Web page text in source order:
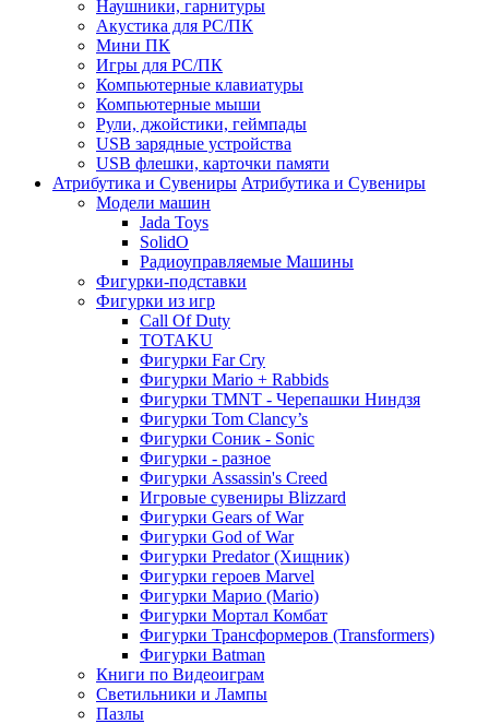
Наушники, гарнитуры
Акустика для PC/ПК
Мини ПК
Игры для PC/ПК
Компьютерные клавиатуры
Компьютерные мыши
Рули, джойстики, геймпады
USB зарядные устройства
USB флешки, карточки памяти
Атрибутика и Сувениры Атрибутика и Сувениры
Модели машин
Jada Toys
SolidO
Радиоуправляемые Машины
Фигурки-подставки
Фигурки из игр
Call Of Duty
TOTAKU
Фигурки Far Cry
Фигурки Mario + Rabbids
Фигурки TMNT - Черепашки Ниндзя
Фигурки Tom Clancy’s
Фигурки Соник - Sonic
Фигурки - разное
Фигурки Assassin's Creed
Игровые сувениры Blizzard
Фигурки Gears of War
Фигурки God of War
Фигурки Predator (Хищник)
Фигурки героев Marvel
Фигурки Марио (Mario)
Фигурки Мортал Комбат
Фигурки Трансформеров (Transformers)
Фигурки Batman
Книги по Видеоиграм
Светильники и Лампы
Пазлы